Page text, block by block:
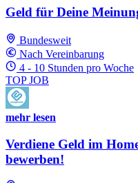
Geld für Deine
Bundesweit
Nach Vereinbarung
4 - 10 Stunden pro Woche
TOP JOB
mehr lesen
Verdiene Geld im
bewerben!